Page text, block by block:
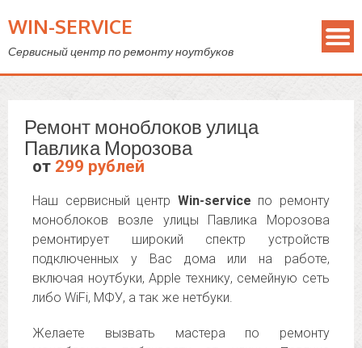
WIN-SERVICE
Сервисный центр по ремонту ноутбуков
Ремонт моноблоков улица
Павлика Морозова
от 299 рублей
Наш сервисный центр Win-service по ремонту
моноблоков возле улицы Павлика Морозова
ремонтирует широкий спектр устройств
подключенных у Вас дома или на работе,
включая ноутбуки, Apple технику, семейную сеть
либо WiFi, МФУ, а так же нетбуки.
Желаете вызвать мастера по ремонту